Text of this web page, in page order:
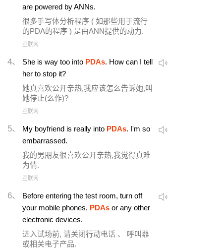
are powered by ANNs.
很多手写体分析程序 ( 如那些用于流行
的PDA的程序 ) 是由ANN提供的动力.
互联网
4、 She is way too into PDAs. How can I tell
her to stop it?
她真喜欢公开亲热,我应该怎么告诉她,叫
她停止(么作)?
互联网
5、 My boyfriend is really into PDAs. I'm so
embarrassed.
我的男朋友很喜欢公开亲热,我觉得真难
为情.
互联网
6、
Before entering the test room, turn off
your mobile phones, PDAs or any other
electronic devices.
进入试场前, 请关闭行动电话 、 呼叫器
或相关电子产品.